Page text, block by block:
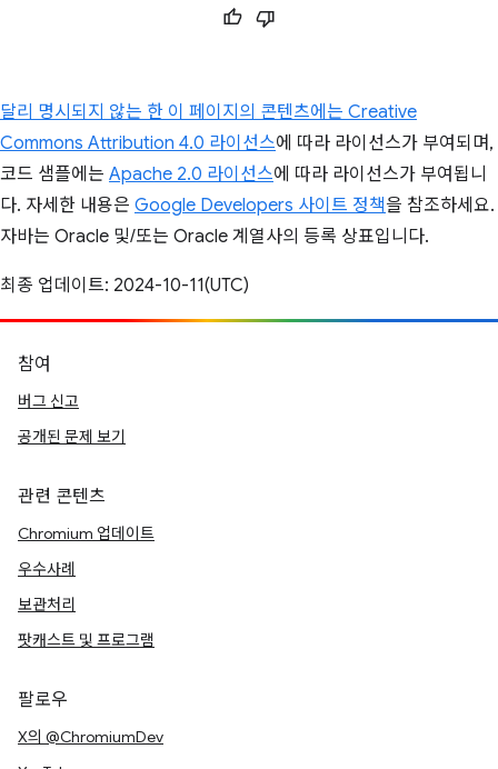
달리 명시되지 않는 한 이 페이지의 콘텐츠에는 Creative
Commons Attribution 4.0 라이선스에 따라 라이선스가 부여되며,
코드 샘플에는 Apache 2.0 라이선스에 따라 라이선스가 부여됩니
다. 자세한 내용은 Google Developers 사이트 정책 을 참조하세요.
자바는 Oracle 및/또는 Oracle 계열사의 등록 상표입니다.
최종 업데이트: 2024-10-11(UTC)
참여
버그 신고
공개된 문제 보기
관련 콘텐츠
Chromium 업데이트
우수사례
보관처리
팟캐스트 및 프로그램
팔로우
X의 @ChromiumDev